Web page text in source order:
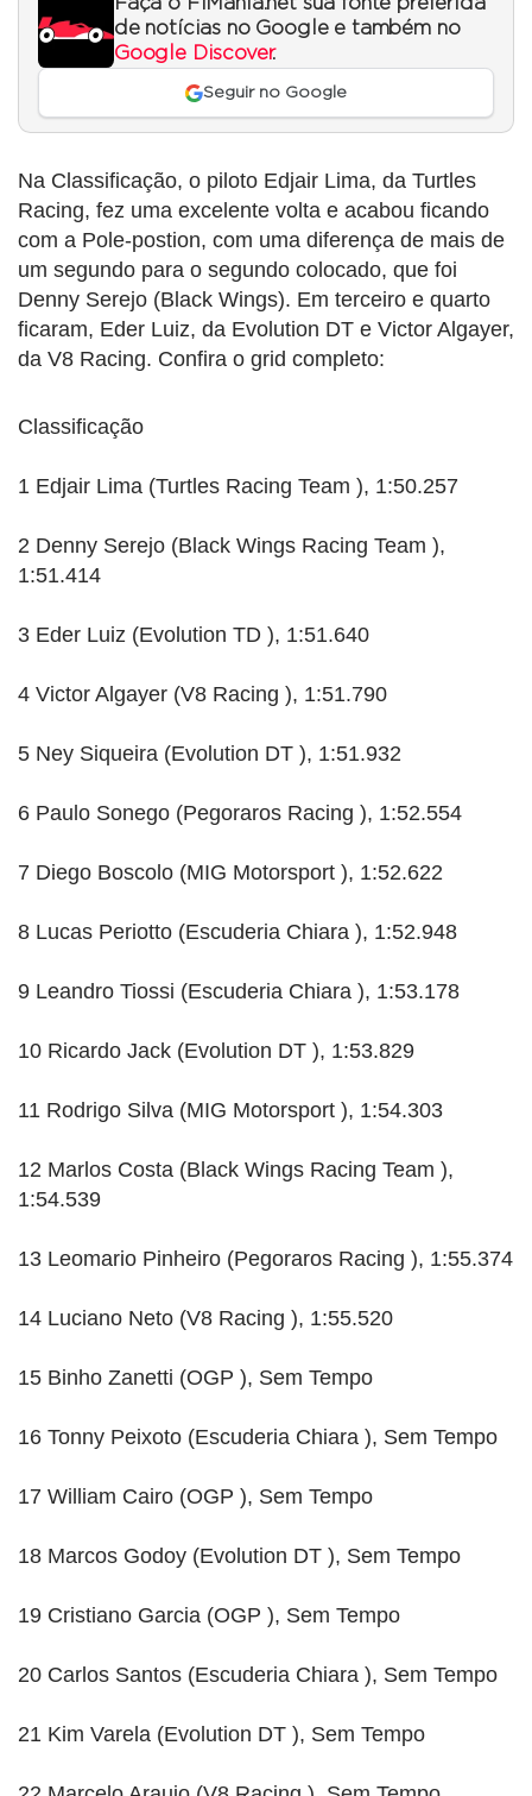
de notícias no Google e também no
Google Discover.
Seguir no Google
Na Classificação, o piloto Edjair Lima, da Turtles
Racing, fez uma excelente volta e acabou ficando
com a Pole-postion, com uma diferença de mais de
um segundo para o segundo colocado, que foi
Denny Serejo (Black Wings). Em terceiro e quarto
ficaram, Eder Luiz, da Evolution DT e Victor Algayer,
da V8 Racing. Confira o grid completo:
Classificação
1 Edjair Lima (Turtles Racing Team ), 1:50.257
2 Denny Serejo (Black Wings Racing Team ),
1:51.414
3 Eder Luiz (Evolution TD ), 1:51.640
4 Victor Algayer (V8 Racing ), 1:51.790
5 Ney Siqueira (Evolution DT ), 1:51.932
6 Paulo Sonego (Pegoraros Racing ), 1:52.554
7 Diego Boscolo (MIG Motorsport ), 1:52.622
8 Lucas Periotto (Escuderia Chiara ), 1:52.948
9 Leandro Tiossi (Escuderia Chiara ), 1:53.178
10 Ricardo Jack (Evolution DT ), 1:53.829
11 Rodrigo Silva (MIG Motorsport ), 1:54.303
12 Marlos Costa (Black Wings Racing Team ),
1:54.539
13 Leomario Pinheiro (Pegoraros Racing ), 1:55.374
14 Luciano Neto (V8 Racing ), 1:55.520
15 Binho Zanetti (OGP ), Sem Tempo
16 Tonny Peixoto (Escuderia Chiara ), Sem Tempo
17 William Cairo (OGP ), Sem Tempo
18 Marcos Godoy (Evolution DT ), Sem Tempo
19 Cristiano Garcia (OGP ), Sem Tempo
20 Carlos Santos (Escuderia Chiara ), Sem Tempo
21 Kim Varela (Evolution DT ), Sem Tempo